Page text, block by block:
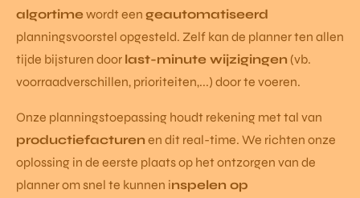
algortime wordt een geautomatiseerd
planningsvoorstel opgesteld. Zelf kan de planner ten allen
tijde bijsturen door last-minute wijzigingen (vb.
voorraadverschillen, prioriteiten,...) door te voeren.
Onze planningstoepassing houdt rekening met tal van
productiefacturen en dit real-time. We richten onze
oplossing in de eerste plaats op het ontzorgen van de
planner om snel te kunnen inspelen op